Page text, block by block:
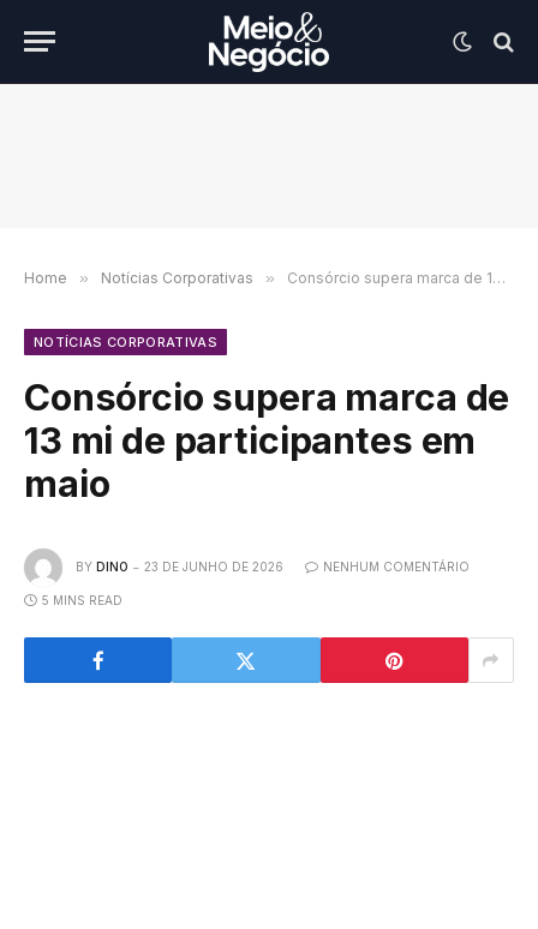
Home » Notícias Corporativas » Consórcio supera marca de 13 mi de participantes em maio
NOTÍCIAS CORPORATIVAS
Consórcio supera marca de
13 mi de participantes em
maio
BY DINO 23 DE JUNHO DE 2026 NENHUM COMENTÁRIO
5 MINS READ